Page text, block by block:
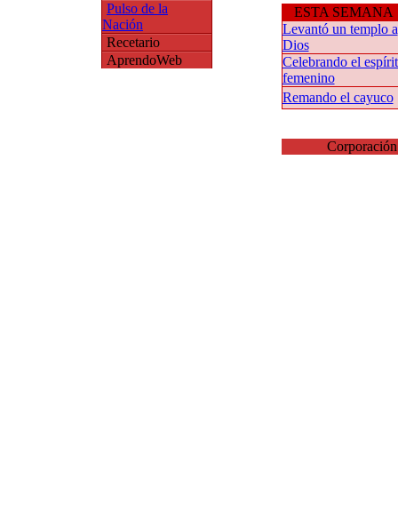
Pulso de la
Nación
Recetario
AprendoWeb
ESTA SEMANA
Levantó un templo a
Dios
Celebrando el
femenino
Remando el cayuco